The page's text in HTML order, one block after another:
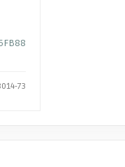
73